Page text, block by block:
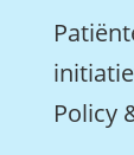
Policy